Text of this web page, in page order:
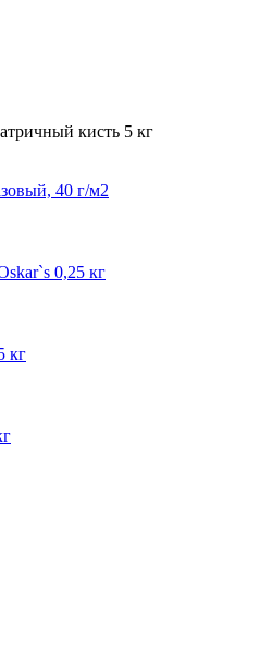
кисть 5 кг
40 г/м2
0,25 кг
кг